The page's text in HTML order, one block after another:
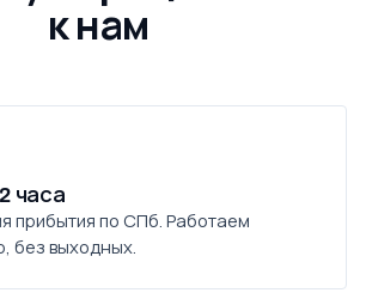
к нам
часа
прибытия по СПб. Работаем
без выходных.